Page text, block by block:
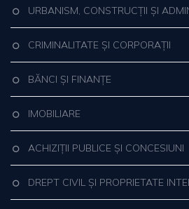
URBANISM, CONSTRUCȚII ȘI
CRIMINALITATE ȘI CORPORAȚII
BĂNCI ȘI FINANȚE
IMOBILIARE
ACHIZIȚII PUBLICE ȘI CONCESIUNI
DREPT CIVIL ȘI PROPRIETATE